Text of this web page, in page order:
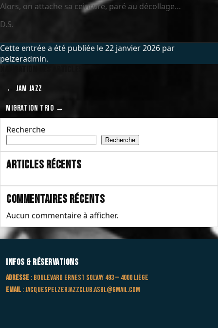
Alors, on attache sa ceinture, paré au décollage…
D.S.
Cette entrée a été publiée le22 janvier 2026 par
pelzeradmin.
← JAM JAZZ
MIGRATION TRIO →
Recherche
Recherche
Articles récents
Commentaires récents
Aucun commentaire à afficher.
Infos & Réservations
Adresse : Boulevard Ernest Solvay 493 — 4000 Liège
Email:jacquespelzerjazzclub.asbl@gmail.com